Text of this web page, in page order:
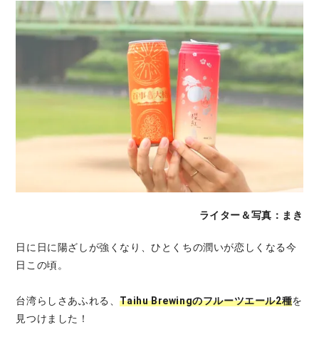
ライター＆写真：まき
日に日に陽ざしが強くなり、ひとくちの潤いが恋しくなる今
日この頃。
台湾らしさあふれる、Taihu Brewingのフルーツエール2種を
見つけました！